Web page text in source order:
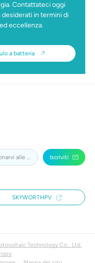
Contattateci oggi
in termini di
eccellenza.
a batteria
SKYWORTHPV
Iscriviti
Technology Co., Ltd.